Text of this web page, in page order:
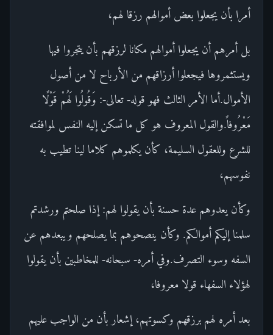
أمرا بأن يجعلوا بعض أموالهم رزقا لهم،
بل أمرهم أن يجعلوا أموالهم مكانا لرزقهم بأن يتجروا فيها
ويستثمروها فيجعلوا أرزاقهم من الأرباح لا من أصول
الأموال.أما الأمر الثالث فهو قوله- تعالى-: وَقُولُوا لَهُمْ قَوْلًا
مَعْرُوفاً.والقول المعروف هو كل ما تسكن إليه النفس لموافقته
للشرع وللعقول السليمة، كأن يكلموهم كلاما لينا تطيب به
نفوسهم،
وكأن يعدوهم عدة حسنة بأن يقولوا لهم: إذا صلحتم ورشدتم
سلمنا إليكم أموالكم. وكأن ينصحوهم بما يصلحهم ويبعدهم عن
السفه وسوء التصرف.وفي أمره- سبحانه- للمخاطبين بأن يقولوا
لهؤلاء السفهاء قولا معروفا،
بعد أمره لهم برزقهم وكسوتهم، إشعار بأن من الواجب عليهم